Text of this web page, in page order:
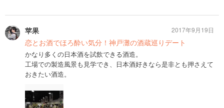
苹果
恋とお酒でほろ酔い気分！神戸灘の酒蔵巡りデート
かなり多くの日本酒を試飲できる酒造。
工場での製造風景も見学でき、日本酒好きなら是非とも押さえて
おきたい酒造。
2017年9月19日